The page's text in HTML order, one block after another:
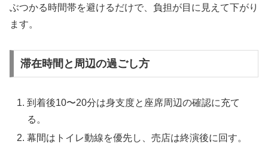
ぶつかる時間帯を避けるだけで、負担が目に見えて下がり
ます。
滞在時間と周辺の過ごし方
到着後10〜20分は身支度と座席周辺の確認に充て
る。
幕間はトイレ動線を優先し、売店は終演後に回す。